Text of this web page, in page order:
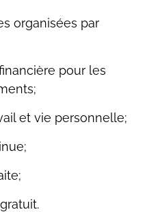
organisées par
pour les
et vie personnelle;